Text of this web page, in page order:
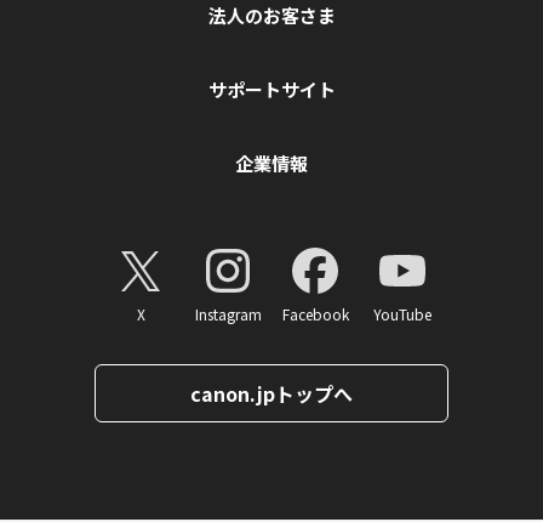
法人のお客さま
サポートサイト
企業情報
X Instagram Facebook YouTube
canon.jpトップへ